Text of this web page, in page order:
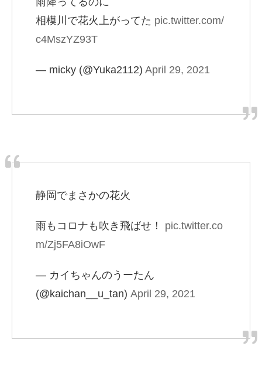
相模川で花火上がってた pic.twitter.com/
c4MszYZ93T
— micky (@Yuka2112) April 29, 2021
静岡でまさかの花火
雨もコロナも吹き飛ばせ！ pic.twitter.co
m/Zj5FA8iOwF
— カイちゃんのうーたん
(@kaichan__u_tan) April 29, 2021